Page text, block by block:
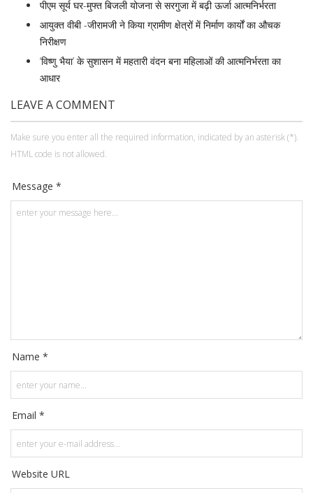
पीएम सूर्य घर-मुफ्त बिजली योजना से सरगुजा में बढ़ी ऊर्जा आत्मनिर्भरता
आयुक्त वीबी -जीरामजी ने किया ग्रामीण क्षेत्रों में निर्माण कार्यों का औचक
निरीक्षण
‘विष्णु भैया’ के सुशासन में महतारी वंदन बना महिलाओं की आत्मनिर्भरता का
आधार
LEAVE A COMMENT
Make sure you enter all the required information, indicated by an asterisk (*).
HTML code is not allowed.
Message *
Name *
Email *
Website URL